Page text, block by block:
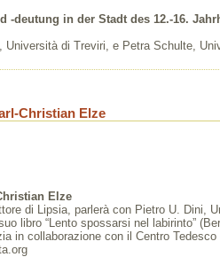
-deutung in der Stadt des 12.-16.
di Treviri, e Petra Schulte,
Christian Elze
Elze
di Lipsia, parlerà con Pietro U. Dini,
libro “Lento spossarsi nel labirinto”
in collaborazione con il Centro Tedesco